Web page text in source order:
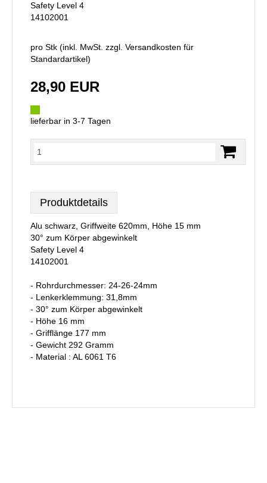
Safety Level 4
14102001
pro Stk (inkl. MwSt. zzgl. Versandkosten für
Standardartikel)
28,90 EUR
lieferbar in 3-7 Tagen
Produktdetails
Alu schwarz, Griffweite 620mm, Höhe 15 mm
30° zum Körper abgewinkelt
Safety Level 4
14102001
- Rohrdurchmesser: 24-26-24mm
- Lenkerklemmung: 31,8mm
- 30° zum Körper abgewinkelt
- Höhe 16 mm
- Grifflänge 177 mm
- Gewicht 292 Gramm
- Material : AL 6061 T6